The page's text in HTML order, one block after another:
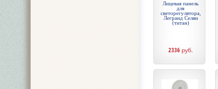
Лицевая панель
для
светорегулятора,
Легранд Селян
(титан)
2336 руб.